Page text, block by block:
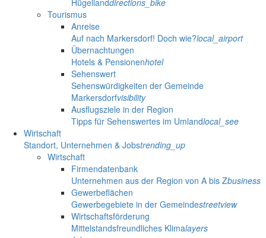
Hügellanddirections_bike
Tourismus
Anreise
Auf nach Markersdorf! Doch wie?local_airport
Übernachtungen
Hotels & Pensionenhotel
Sehenswert
Sehenswürdigkeiten der Gemeinde
Markersdorfvisibility
Ausflugsziele in der Region
Tipps für Sehenswertes im Umlandlocal_see
Wirtschaft
Standort, Unternehmen & Jobstrending_up
Wirtschaft
Firmendatenbank
Unternehmen aus der Region von A bis Zbusiness
Gewerbeflächen
Gewerbegebiete in der Gemeindestreetview
Wirtschaftsförderung
Mittelstandsfreundliches Klimalayers